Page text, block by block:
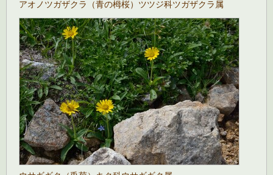
アオノツガザクラ（青の栂桜）ツツジ科ツガザクラ属